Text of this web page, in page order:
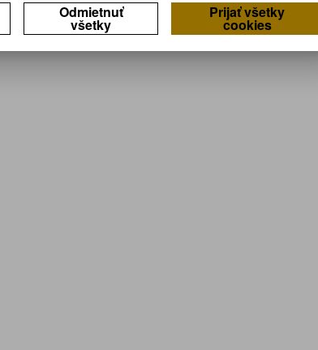
Odmietnuť
všetky
Prijať všetky
cookies